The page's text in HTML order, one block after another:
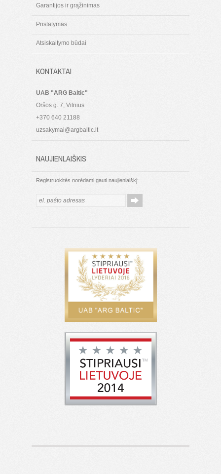
Garantijos ir grąžinimas
Pristatymas
Atsiskaitymo būdai
KONTAKTAI
UAB "ARG Baltic"
Oršos g. 7, Vilnius
+370 640 21188
uzsakymai@argbaltic.lt
NAUJIENLAIŠKIS
Registruokitės norėdami gauti naujienlaiškį: